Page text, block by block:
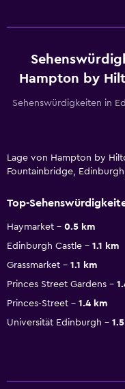
Hampton by
Sehenswürdigkeiten in
Lage von Hampton by
Fountainbridge,
Top-
Haymarket
0.5 km
Edinburgh Castle
1.1 km
Grassmarket
1.1 km
Princes Street Gardens
Princes-Street
1.4 km
Universität Edinburgh